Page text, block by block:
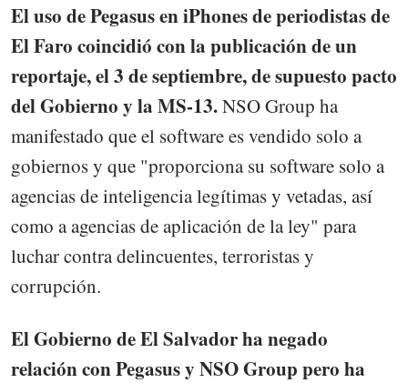
El uso de Pegasus en iPhones de periodistas de
El Faro coincidió con la publicación de un
reportaje, el 3 de septiembre, de supuesto pacto
del Gobierno y la MS-13.NSO Group ha
manifestado que el software es vendido solo a
gobiernos y que "proporciona su software solo a
agencias de inteligencia legítimas y vetadas, así
como a agencias de aplicación de la ley" para
luchar contra delincuentes, terroristas y
corrupción.
El Gobierno de El Salvador ha negado
relación con Pegasus y NSO Group pero ha